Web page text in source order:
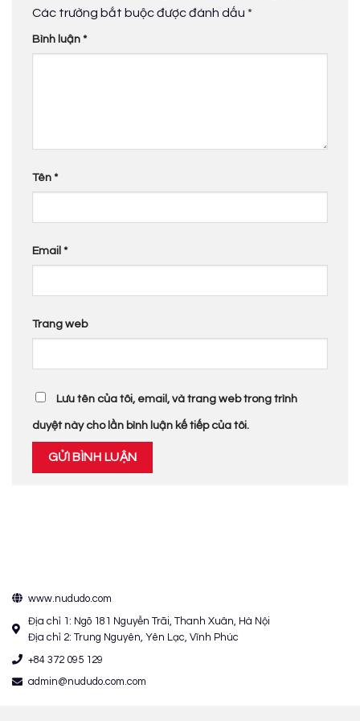
Các trường bắt buộc được đánh dấu *
Bình luận *
Tên *
Email *
Trang web
Lưu tên của tôi, email, và trang web trong trình
duyệt này cho lần bình luận kế tiếp của tôi.
www.nududo.com
Địa chỉ 1: Ngõ 181 Nguyễn Trãi, Thanh Xuân, Hà Nội
Địa chỉ 2: Trung Nguyên, Yên Lạc, Vĩnh Phúc
+84 372 095 129
admin@nududo.com.com